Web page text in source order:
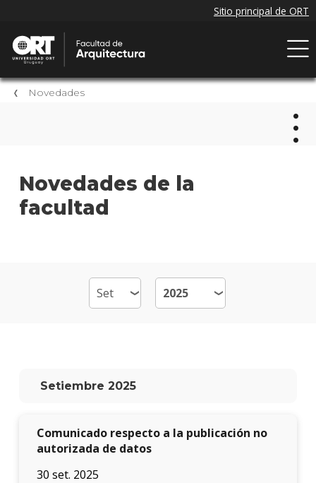
Novedades
Novedades de la
facultad
Setiembre 2025
Comunicado respecto a la publicación no
autorizada de datos
30 set. 2025